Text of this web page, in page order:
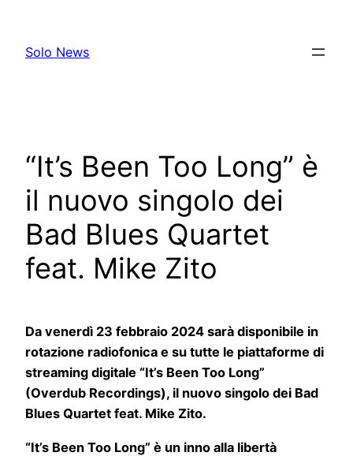
content
Solo News
“It’s Been Too Long” è
il nuovo singolo dei
Bad Blues Quartet
feat. Mike Zito
Da venerdì 23 febbraio 2024 sarà disponibile in
rotazione radiofonica e su tutte le piattaforme di
streaming digitale “It’s Been Too Long”
(Overdub Recordings), il nuovo singolo dei Bad
Blues Quartet feat. Mike Zito.
“It’s Been Too Long” è un inno alla libertà